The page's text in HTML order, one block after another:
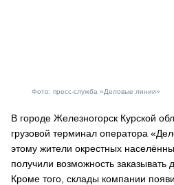
Фото: пресс-служба «Деловые линии»
В городе Железногорск Курской
грузовой терминал оператора
этому жители окрестных
получили возможность заказывать
Кроме того, склады компании